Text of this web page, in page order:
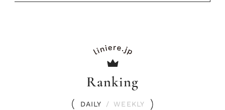
Ranking
DAILY / WEEKLY